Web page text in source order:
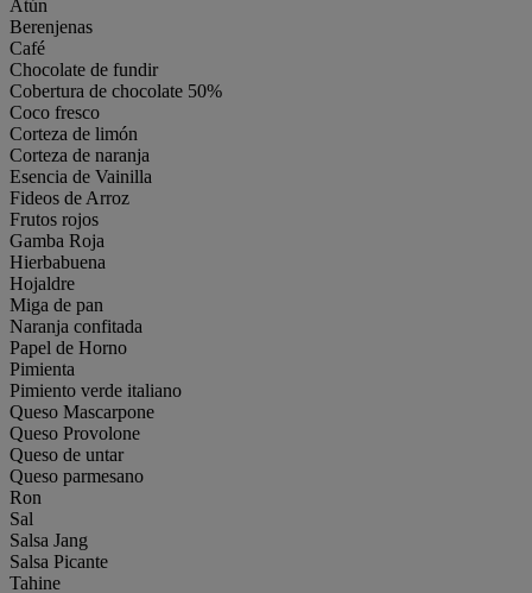
Atún
Berenjenas
Café
Chocolate de fundir
Cobertura de chocolate 50%
Coco fresco
Corteza de limón
Corteza de naranja
Esencia de Vainilla
Fideos de Arroz
Frutos rojos
Gamba Roja
Hierbabuena
Hojaldre
Miga de pan
Naranja confitada
Papel de Horno
Pimienta
Pimiento verde italiano
Queso Mascarpone
Queso Provolone
Queso de untar
Queso parmesano
Ron
Sal
Salsa Jang
Salsa Picante
Tahine